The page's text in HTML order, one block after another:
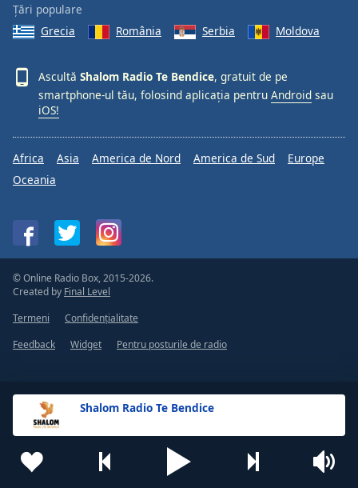
Shalom Radio Te Bendice
Țări populare
Grecia
România Serbia Moldova
Ascultă Shalom Radio Te Bendice, gratuit de pe
smartphone-ul tău, folosind aplicația pentru Android sau
iOS!
Africa Asia America de Nord America de Sud
Europe
Oceania
© Online Radio Box, 2015-2026.
Created by Final Level
Termeni
Confidențialitate
Feedback
Widget Pentru posturile de radio